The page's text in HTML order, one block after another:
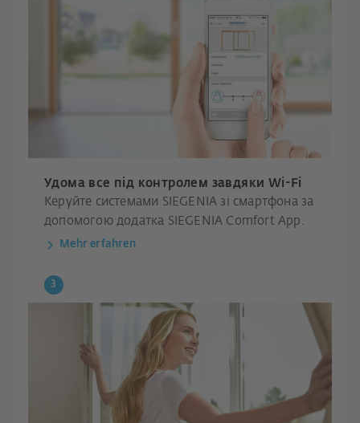
Удома все під контролем завдяки Wi-Fi
Керуйте системами SIEGENIA зі смартфона за
допомогою додатка SIEGENIA Comfort App.
Mehr erfahren